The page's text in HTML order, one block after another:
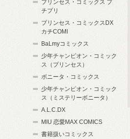
プリンセス・コミックス プ
チプリ
プリンセス・コミックスDX
カチCOMI
BaLmyコミックス
少年チャンピオン・コミック
ス（プリンセス）
ボニータ・コミックス
少年チャンピオン・コミック
ス（ミステリーボニータ）
A.L.C.DX
MIU 恋愛MAX COMICS
書籍扱いコミックス